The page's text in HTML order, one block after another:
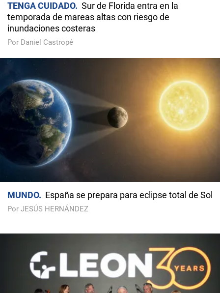
TENGA CUIDADO
Sur de Florida entra en la
temporada de mareas altas con riesgo de
inundaciones costeras
Por Daniel Castropé
MUNDO España se prepara para eclipse total de Sol
Por JESÚS HERNÁNDEZ